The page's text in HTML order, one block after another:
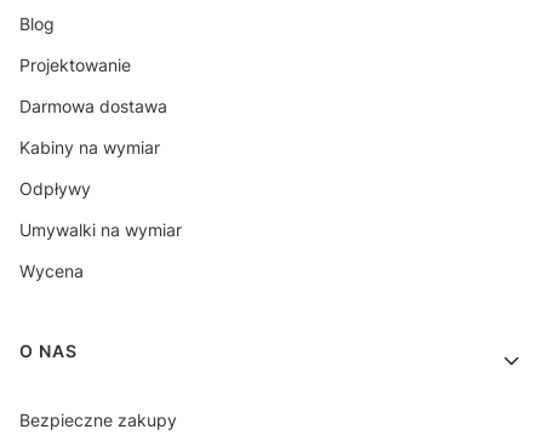
Blog
Projektowanie
Darmowa dostawa
Kabiny na wymiar
Odpływy
Umywalki na wymiar
Wycena
O NAS
Bezpieczne zakupy